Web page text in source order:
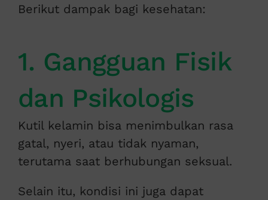
Berikut dampak bagi kesehatan:
1. Gangguan Fisik
dan Psikologis
Kutil kelamin bisa menimbulkan rasa
gatal, nyeri, atau tidak nyaman,
terutama saat berhubungan seksual.
Selain itu, kondisi ini juga dapat